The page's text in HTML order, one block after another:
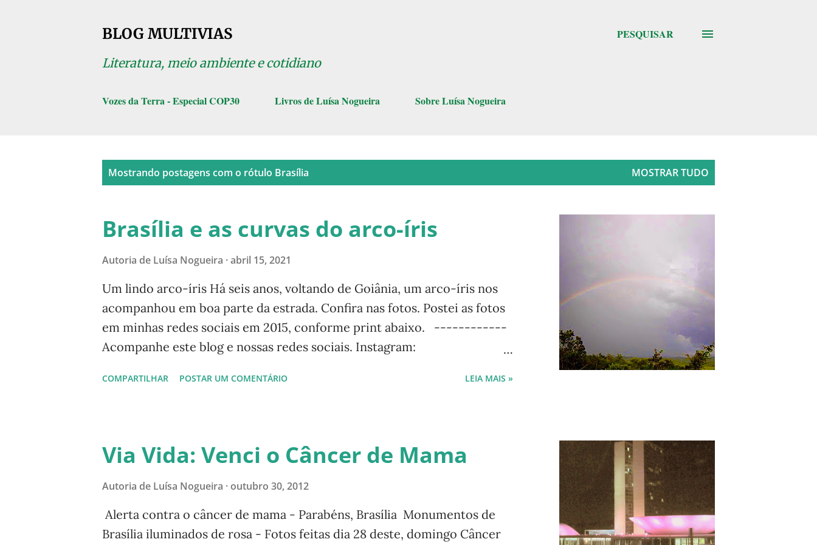
BLOG MULTIVIAS
Literatura, meio ambiente e cotidiano
PESQUISAR
Vozes da Terra - Especial COP30 Livros de Luísa Nogueira Sobre Luísa Nogueira
Mostrando postagens com o rótulo Brasília MOSTRAR TUDO
Brasília e as curvas do arco-íris
Autoria de Luísa Nogueira abril 15, 2021
Um lindo arco-íris Há seis anos, voltando de Goiânia, um arco-íris nos
acompanhou em boa parte da estrada. Confira nas fotos. Postei as fotos
em minhas redes sociais em 2015, conforme print abaixo. ------------
Acompanhe este blog e nossas redes sociais. Instagram:
câmera de seu celular para a tag de nom e abaixo: Facebook: Luísa
(natureza, sustentabilidade, vida) e desde sua criação citamos e falamos
sobre livros. Confira e navegue entre os posts das principais vias: Via
Verde Via Natureza Via Vida Via Versos Via Livros Via Mensagens
página Livros de Luísa Nogueira ——-
COMPARTILHAR POSTAR UM COMENTÁRIO LEIA MAIS »
Via Vida: Venci o Câncer de Mama
Autoria de Luísa Nogueira outubro 30, 2012
Alerta contra o câncer de mama - Parabéns, Brasília Monumentos de
Brasília iluminados de rosa - Fotos feitas dia 28 deste, domingo Câncer